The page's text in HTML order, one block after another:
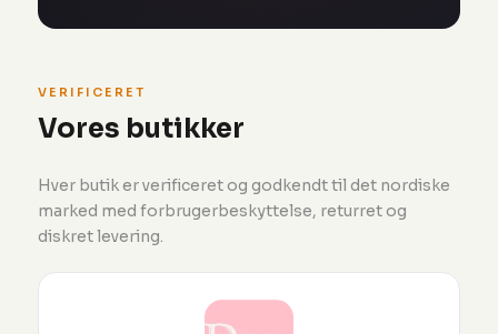
VERIFICERET
Vores butikker
Hver butik er verificeret og godkendt til det nordiske
marked med forbrugerbeskyttelse, returret og
diskret levering.